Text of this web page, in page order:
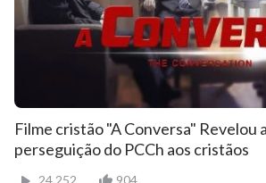
Filme cristão "A Conversa" Revelou
perseguição do PCCh aos cristãos
24,252 904